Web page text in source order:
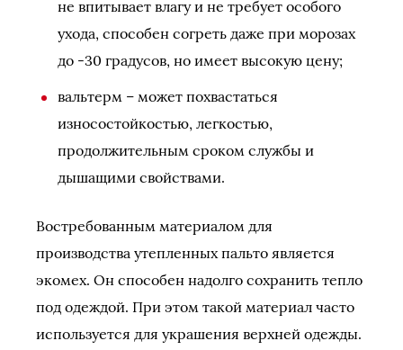
не впитывает влагу и не требует особого
ухода, способен согреть даже при морозах
до -30 градусов, но имеет высокую цену;
вальтерм – может похвастаться
износостойкостью, легкостью,
продолжительным сроком службы и
дышащими свойствами.
Востребованным материалом для
производства утепленных пальто является
экомех. Он способен надолго сохранить тепло
под одеждой. При этом такой материал часто
используется для украшения верхней одежды.